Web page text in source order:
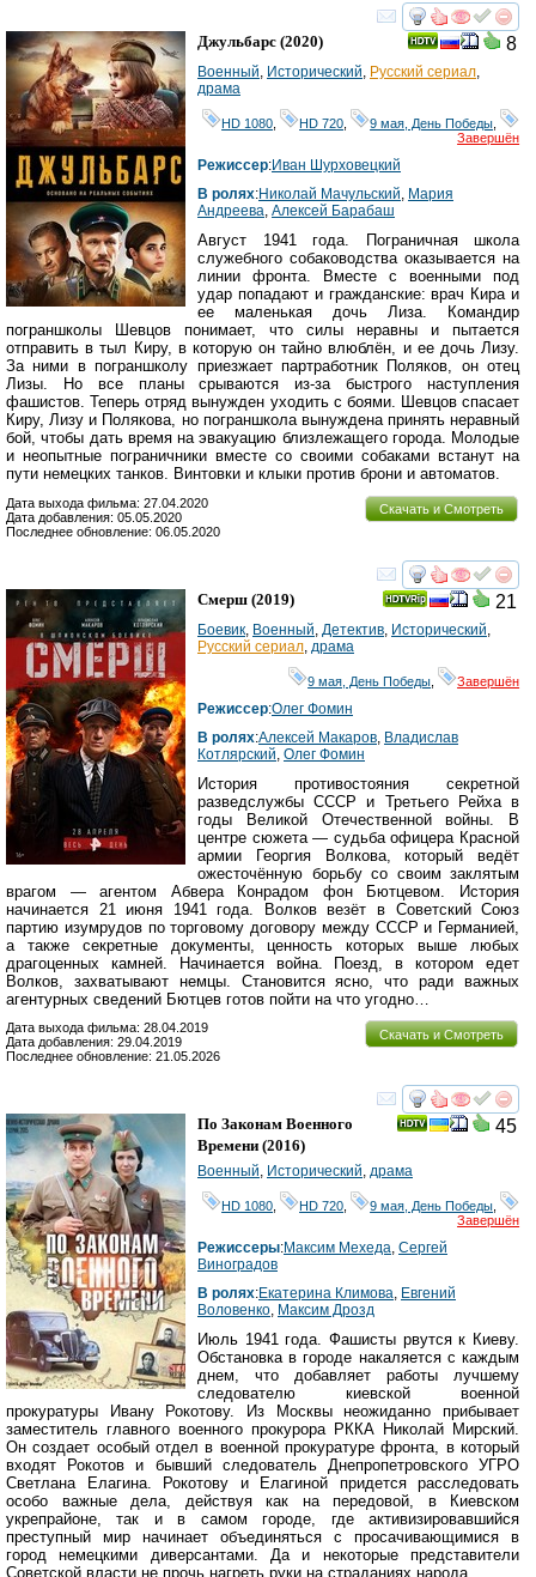
смотреть
8
Джульбарс (2020)
Военный Исторический Русский сериал
драма
HD 1080 HD 720 9 мая, День Победы
Завершён
Режиссер:Иван Шурховецкий
В ролях:Николай Мачульский Мария
Андреева Алексей Барабаш
Август 1941 года. Пограничная школа
служебного собаководства оказывается на
линии фронта. Вместе с военными под
удар попадают и гражданские: врач Кира и
ее маленькая дочь Лиза. Командир
пограншколы Шевцов понимает, что силы неравны и пытается
отправить в тыл Киру, в которую он тайно влюблён, и ее дочь Лизу.
За ними в пограншколу приезжает партработник Поляков, он отец
Лизы. Но все планы срываются из-за быстрого наступления
фашистов. Теперь отряд вынужден уходить с боями. Шевцов спасает
Киру, Лизу и Полякова, но пограншкола вынуждена принять неравный
бой, чтобы дать время на эвакуацию близлежащего города. Молодые
и неопытные пограничники вместе со своими собаками встанут на
пути немецких танков. Винтовки и клыки против брони и автоматов.
Скачать и Смотреть
Дата выхода фильма: 27.04.2020
Дата добавления: 05.05.2020
Последнее обновление: 06.05.2020
смотреть
21
Смерш (2019)
Боевик Военный Детектив Исторический
Русский сериал драма
9 мая, День Победы Завершён
Режиссер:Олег Фомин
В ролях:Алексей Макаров Владислав
Котлярский Олег Фомин
История противостояния секретной
разведслужбы СССР и Третьего Рейха в
годы Великой Отечественной войны. В
центре сюжета — судьба офицера Красной
армии Георгия Волкова, который ведёт
ожесточённую борьбу со своим заклятым
врагом — агентом Абвера Конрадом фон Бютцевом. История
начинается 21 июня 1941 года. Волков везёт в Советский Союз
партию изумрудов по торговому договору между СССР и Германией,
а также секретные документы, ценность которых выше любых
драгоценных камней. Начинается война. Поезд, в котором едет
Волков, захватывают немцы. Становится ясно, что ради важных
агентурных сведений Бютцев готов пойти на что угодно…
Скачать и Смотреть
Дата выхода фильма: 28.04.2019
Дата добавления: 29.04.2019
Последнее обновление: 21.05.2026
смотреть
45
По Законам Военного
Времени (2016)
Военный, Исторический, драма
HD 1080 HD 720 9 мая, День Победы
Завершён
Режиссеры:Максим Мехеда, Сергей
Виноградов
В ролях:Екатерина Климова, Евгений
Воловенко, Максим Дрозд
Июль 1941 года. Фашисты рвутся к Киеву.
Обстановка в городе накаляется с каждым
днем, что добавляет работы лучшему
следователю киевской военной
прокуратуры Ивану Рокотову. Из Москвы неожиданно прибывает
заместитель главного военного прокурора РККА Николай Мирский.
Он создает особый отдел в военной прокуратуре фронта, в который
входят Рокотов и бывший следователь Днепропетровского УГРО
Светлана Елагина. Рокотову и Елагиной придется расследовать
особо важные дела, действуя как на передовой, в Киевском
укрепрайоне, так и в самом городе, где активизировавшийся
преступный мир начинает объединяться с просачивающимися в
город немецкими диверсантами. Да и некоторые представители
Советской власти не прочь нагреть руки на страданиях народа.